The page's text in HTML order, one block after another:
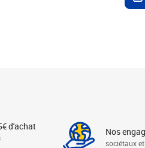
d'achat Nos
sociétaux